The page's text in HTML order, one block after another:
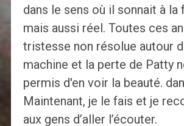
dans le sens où il sonnait à la
mais aussi réel. Toutes ces
tristesse non résolue autour
machine et la perte de Patty
permis d'en voir la beauté.
Maintenant, je le fais et je
aux gens d’aller l’écouter.